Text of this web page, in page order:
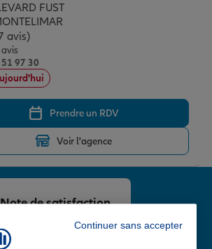
FUST
4.8 sur 5
avis)
97 30
Prendre un RDV
Voir l'agence
Note de satisfaction
client chez AllianzContinuer sans accepter